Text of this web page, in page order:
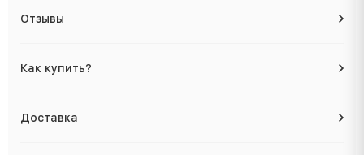
Отзывы
Как купить?
Доставка